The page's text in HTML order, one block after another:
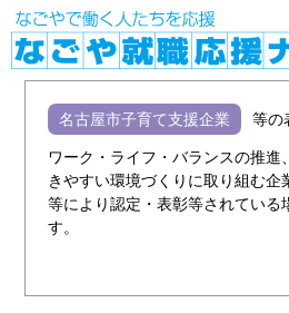
名古屋市子育て支援企業 等の
ワーク・ライフ・バランスの推進
きやすい環境づくりに取り組む企
等により認定・表彰等されている
す。